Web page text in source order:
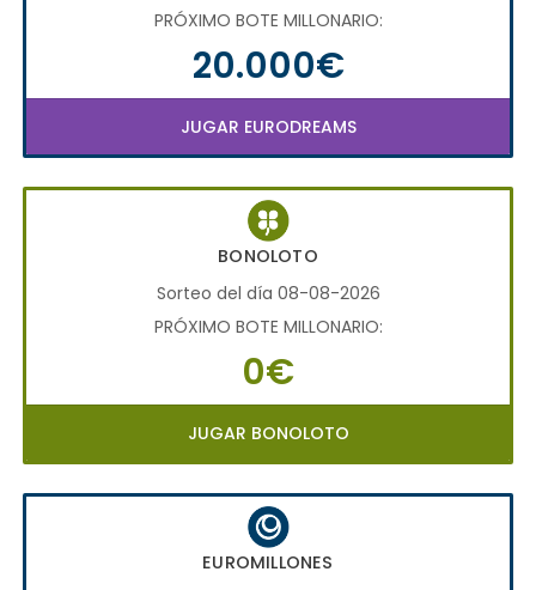
PRÓXIMO BOTE MILLONARIO:
20.000€
JUGAR EURODREAMS
BONOLOTO
Sorteo del día 08-08-2026
PRÓXIMO BOTE MILLONARIO:
0€
JUGAR BONOLOTO
EUROMILLONES